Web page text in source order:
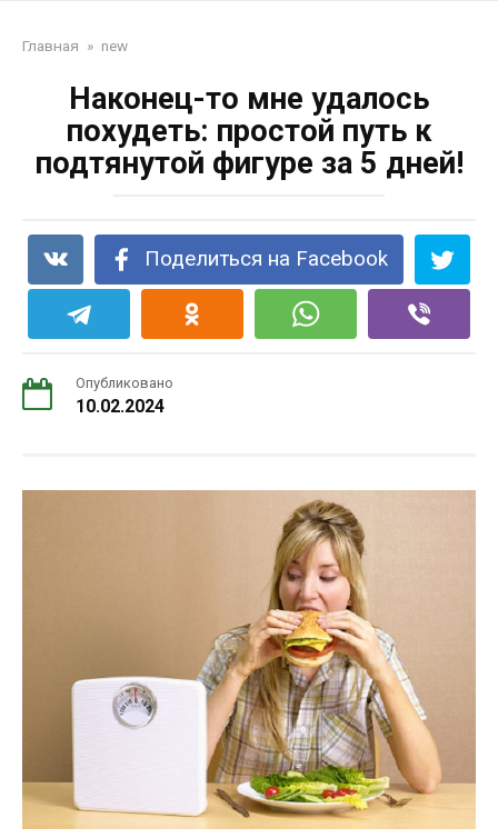
Главная » new
Наконец-то мне удалось
похудеть: простой путь к
подтянутой фигуре за 5 дней!
Поделиться на Facebook
Опубликовано
10.02.2024